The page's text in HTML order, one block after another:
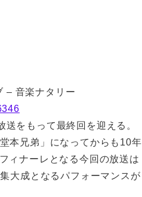
– 音楽ナタリー
をもって最終回を迎える。
本兄弟」になってからも10年
ィナーレとなる今回の放送は
大成となるパフォーマンスが